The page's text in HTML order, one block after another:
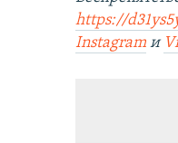
https://
Instagram и